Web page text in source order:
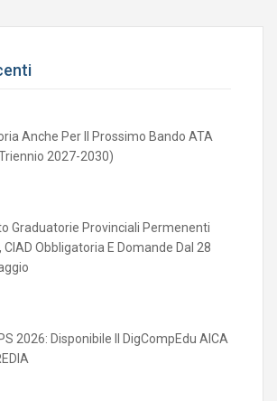
Anche Per Il Prossimo Bando ATA
2027-2030)
Graduatorie Provinciali Permenenti
Obbligatoria E Domande Dal 28
2026: Disponibile Il DigCompEdu AICA